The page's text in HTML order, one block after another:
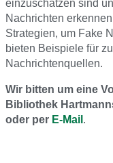
einzuschätzen sind
Nachrichten
Strategien, um Fake
bieten Beispiele für
Nachrichtenquellen.
Wir bitten um eine
Bibliothek
oder per E-Mail .